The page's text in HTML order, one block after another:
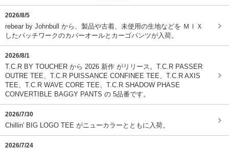
2026/8/5
rebear by Johnbull から、製品や古着、未使用の生地などを ＭＩＸ
したパッチワークのカバーオールとカーゴパンツが入荷。
2026/8/1
T.C.R BY TOUCHER から 2026 新作 がリリース。T.C.R PASSER
OUTRE TEE、T.C.R PUISSANCE CONFINEE TEE、T.C.R AXIS
TEE、T.C.R WAVE CORE TEE、T.C.R SHADOW PHASE
CONVERTIBLE BAGGY PANTS の 5品番です。
2026/7/30
Chillin' BIG LOGO TEE がニューカラーとともに入荷。
2026/7/24